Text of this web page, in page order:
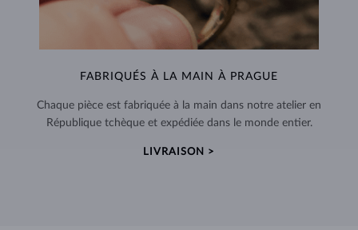
FABRIQUÉS À LA MAIN À PRAGUE
Chaque pièce est fabriquée à la main dans notre atelier en
République tchèque et expédiée dans le monde entier.
LIVRAISON >